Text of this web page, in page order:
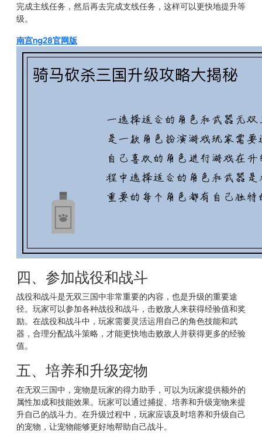
完成主线任务，然后再去完成支线任务，这样可以更快地提升等
级。
南宫ng28官网版
四、参加战役和战斗
战役和战斗是无双三国中非常重要的内容，也是升级的重要途
径。玩家可以参加各种战役和战斗，击败敌人来获得经验值和奖
励。在战役和战斗中，玩家需要灵活运用自己的角色技能和武
器，合理分配战斗策略，才能更快地击败敌人并获得更多的经验
值。
五、培养和升级宠物
在无双三国中，宠物是玩家的得力助手，可以为玩家提供额外的
属性加成和技能效果。玩家可以通过捕捉、培养和升级宠物来提
升自己的战斗力。在升级过程中，玩家应该及时培养和升级自己
的宠物，让宠物能够更好地帮助自己战斗。